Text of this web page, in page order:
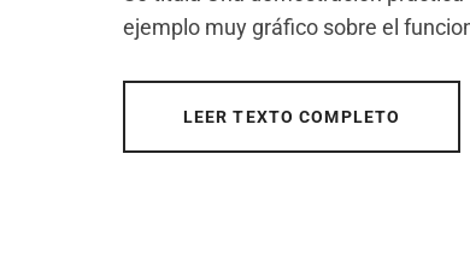
ejemplo muy gráfico sobre el
LEER TEXTO COMPLETO